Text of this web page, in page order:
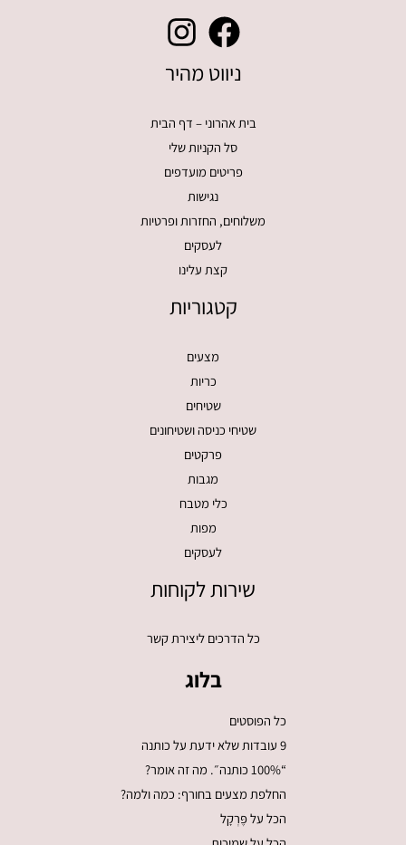
ניווט מהיר
בית אהרוני – דף הבית
סל הקניות שלי
פריטים מועדפים
נגישות
משלוחים, החזרות ופרטיות
לעסקים
קצת עלינו
קטגוריות
מצעים
כריות
שטיחים
שטיחי כניסה ושטיחונים
פרקטים
מגבות
כלי מטבח
מפות
לעסקים
שירות לקוחות
כל הדרכים ליצירת קשר
בלוג
כל הפוסטים
9 עובדות שלא ידעת על כותנה
“100% כותנה״. מה זה אומר?
החלפת מצעים בחורף: כמה ולמה?
הכל על פֶּרְקָל